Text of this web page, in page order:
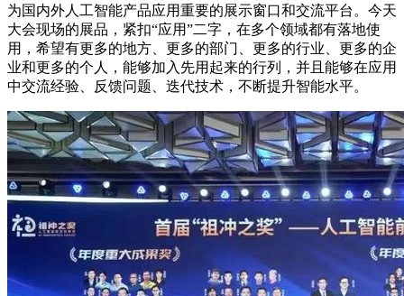
为国内外人工智能产品应用重要的展示窗口和交流平台。今天
大会现场的展品，紧扣“应用”二字，在多个领域都有落地使
用，希望有更多的地方、更多的部门、更多的行业、更多的企
业和更多的个人，能够加入先用起来的行列，并且能够在应用
中交流经验、反馈问题、迭代技术，不断提升智能水平。